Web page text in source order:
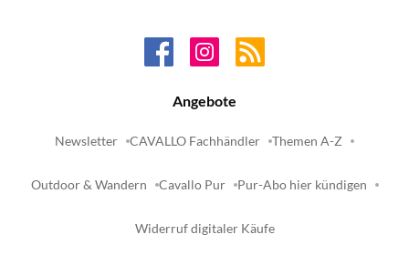
Angebote
Newsletter CAVALLO Fachhändler Themen A-Z
Outdoor & Wandern Cavallo Pur Pur-Abo hier kündigen
Widerruf digitaler Käufe